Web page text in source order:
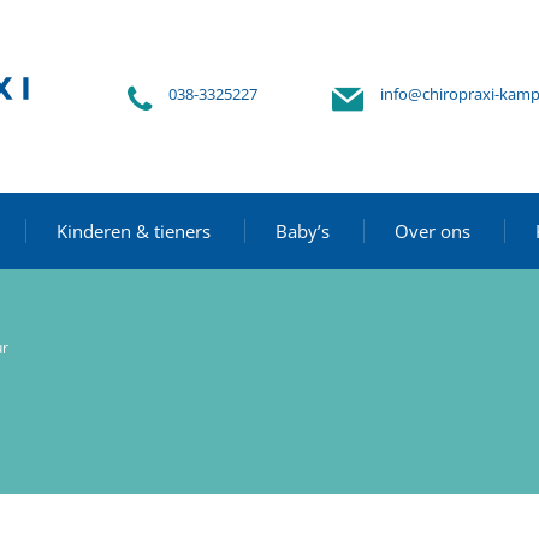
038-3325227 info@chiropraxi-
Kinderen & tieners Baby’s Over ons